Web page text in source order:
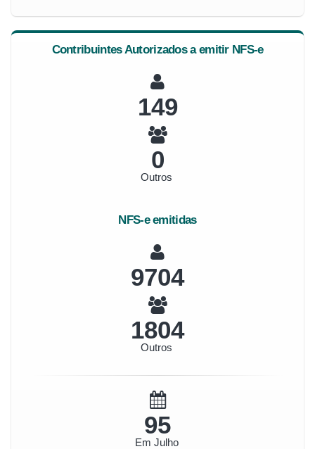
Contribuintes Autorizados a emitir NFS-e
160
0
Outros
NFS-e emitidas
10397
1933
Outros
106
Em Julho